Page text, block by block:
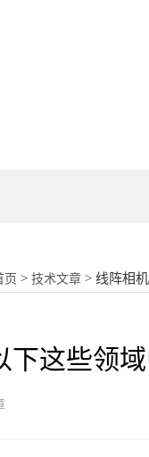
页 >技术文章 > 线阵相
下这些领